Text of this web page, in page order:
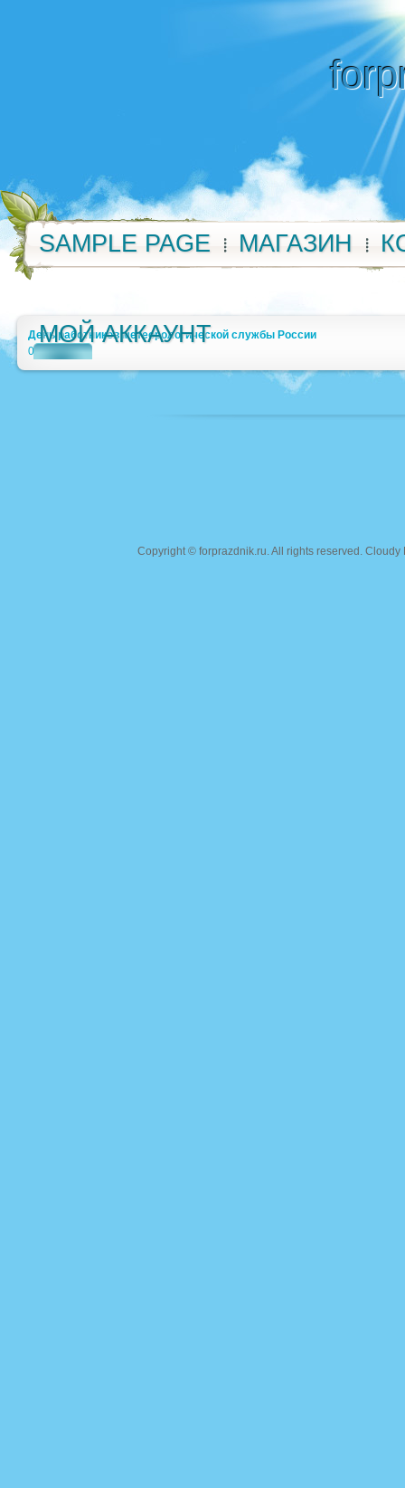
SAMPLE PAGE МАГАЗИН
МОЙ АККАУНТ
День работников метеорологической службы России
0
Copyright © forprazdnik.ru. All rights reserved.